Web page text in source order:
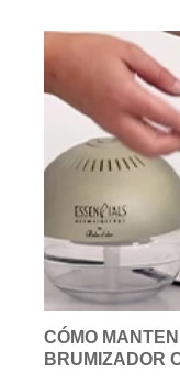
CÓMO
BRUMIZADOR